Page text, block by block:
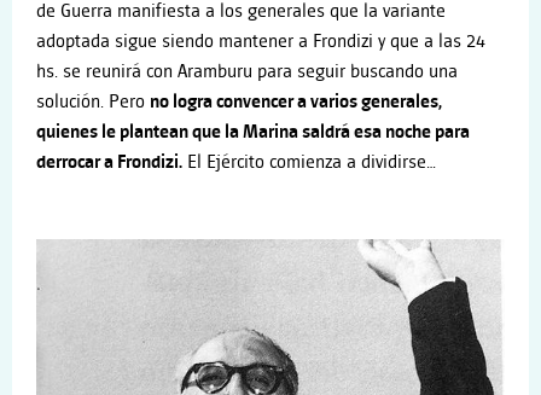
de Guerra manifiesta a los generales que la variante
adoptada sigue siendo mantener a Frondizi y que a las 24
hs. se reunirá con Aramburu para seguir buscando una
solución. Pero no logra convencer a varios generales,
quienes le plantean que la Marina saldrá esa noche para
derrocar a Frondizi. El Ejército comienza a dividirse…